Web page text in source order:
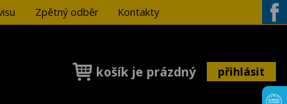
Zpětný odběr
Kontakty
košík je prázdný přihlásit